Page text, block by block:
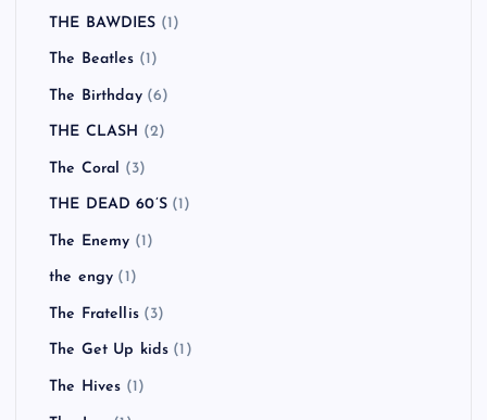
THE BAWDIES (1)
The Beatles (1)
The Birthday(6)
THE CLASH (2)
The Coral (3)
THE DEAD 60’S(1)
The Enemy (1)
the engy (1)
The Fratellis(3)
The Get Up kids (1)
The Hives (1)